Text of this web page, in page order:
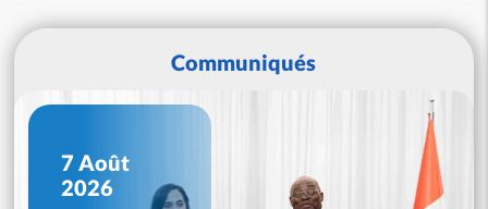
Communiqués
7 Août
2026